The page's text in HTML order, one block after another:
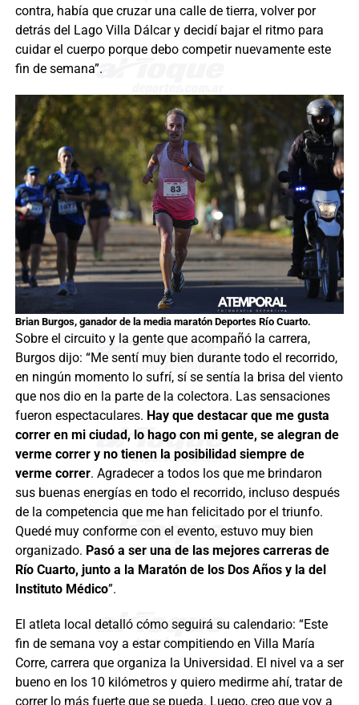
contra, había que cruzar una calle de tierra, volver por
detrás del Lago Villa Dálcar y decidí bajar el ritmo para
cuidar el cuerpo porque debo competir nuevamente este
fin de semana”.
Brian Burgos, ganador de la media maratón Deportes Río Cuarto.
Sobre el circuito y la gente que acompañó la carrera,
Burgos dijo: “Me sentí muy bien durante todo el recorrido,
en ningún momento lo sufrí, sí se sentía la brisa del viento
que nos dio en la parte de la colectora. Las sensaciones
fueron espectaculares. Hay que destacar que me gusta
correr en mi ciudad, lo hago con mi gente, se alegran de
verme correr y no tienen la posibilidad siempre de
verme correr. Agradecer a todos los que me brindaron
sus buenas energías en todo el recorrido, incluso después
de la competencia que me han felicitado por el triunfo.
Quedé muy conforme con el evento, estuvo muy bien
organizado. Pasó a ser una de las mejores carreras de
Río Cuarto, junto a la Maratón de los Dos Años y la del
Instituto Médico”.
El atleta local detalló cómo seguirá su calendario: “Este
fin de semana voy a estar compitiendo en Villa María
Corre, carrera que organiza la Universidad. El nivel va a ser
bueno en los 10 kilómetros y quiero medirme ahí, tratar de
correr lo más fuerte que se pueda. Luego, creo que voy a